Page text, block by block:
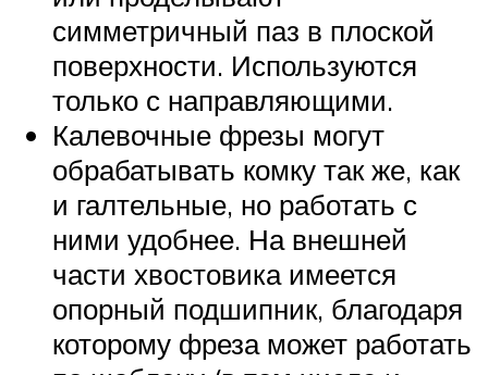
симметричный паз в плоской
поверхности. Используются
только с направляющими.
Калевочные фрезы могут
обрабатывать комку так же, как
и галтельные, но работать с
ними удобнее. На внешней
части хвостовика имеется
опорный подшипник, благодаря
которому фреза может работать